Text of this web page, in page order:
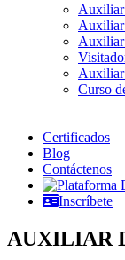
Auxiliar
Auxiliar
Auxiliar
Auxiliar
Curso
Certificados
Blog
Contáctenos
Inscríbete
AUXILIAR